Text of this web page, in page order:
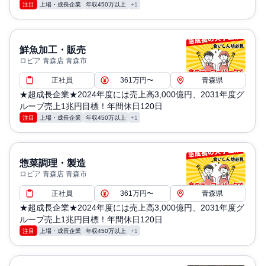
注目 上場・成長企業 年収450万以上 +1
鮮魚加工・販売
ロピア 青森店 青森市
正社員 361万円〜 青森県
★超成長企業★2024年度には売上高3,000億円、2031年度グ
ループ売上1兆円目標！年間休日120日
注目 上場・成長企業 年収450万以上 +1
惣菜調理・製造
ロピア 青森店 青森市
正社員 361万円〜 青森県
★超成長企業★2024年度には売上高3,000億円、2031年度グ
ループ売上1兆円目標！年間休日120日
注目 上場・成長企業 年収450万以上 +1